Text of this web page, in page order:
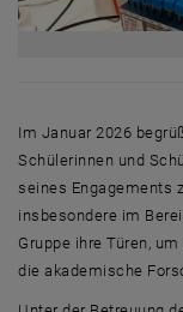
Im Januar 2026
Schülerinnen und
seines Engagements
insbesondere im
Gruppe ihre Türen,
die akademische